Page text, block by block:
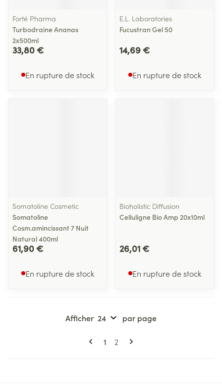
Forté Pharma
Turbodraine Ananas
2x500ml
33,80 €
En rupture de stock
E.L. Laboratories
Fucustran Gel 50
14,69 €
En rupture de stock
Somatoline Cosmetic
Somatoline
Cosm.amincissant 7 Nuit
Natural 400ml
61,90 €
En rupture de stock
Bioholistic Diffusion
Celluligne Bio Amp 20x10ml
26,01 €
En rupture de stock
Pages
Vous lisez actuellement la page
1 Page
2
Afficher par page